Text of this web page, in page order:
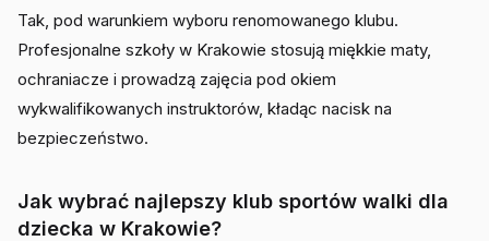
Tak, pod warunkiem wyboru renomowanego klubu.
Profesjonalne szkoły w Krakowie stosują miękkie maty,
ochraniacze i prowadzą zajęcia pod okiem
wykwalifikowanych instruktorów, kładąc nacisk na
bezpieczeństwo.
Jak wybrać najlepszy klub sportów walki dla
dziecka w Krakowie?